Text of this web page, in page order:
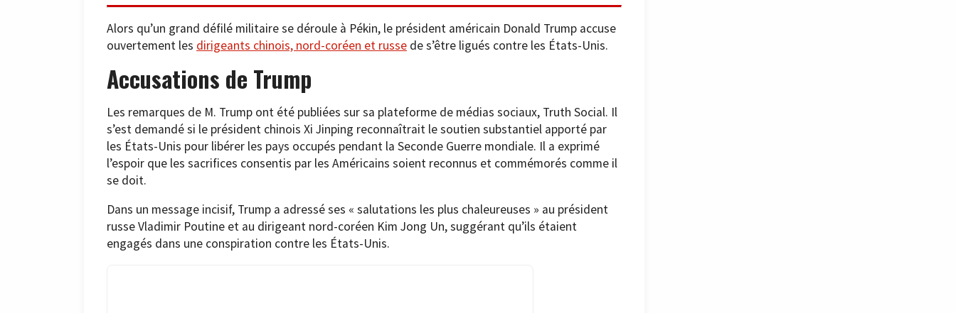
Alors qu’un grand défilé militaire se déroule à Pékin, le président américain Donald Trump accuse
ouvertement les dirigeants chinois, nord-coréen et russe de s’être ligués contre les États-Unis.
Accusations de Trump
Les remarques de M. Trump ont été publiées sur sa plateforme de médias sociaux, Truth Social. Il
s’est demandé si le président chinois Xi Jinping reconnaîtrait le soutien substantiel apporté par
les États-Unis pour libérer les pays occupés pendant la Seconde Guerre mondiale. Il a exprimé
l’espoir que les sacrifices consentis par les Américains soient reconnus et commémorés comme il
se doit.
Dans un message incisif, Trump a adressé ses « salutations les plus chaleureuses » au président
russe Vladimir Poutine et au dirigeant nord-coréen Kim Jong Un, suggérant qu’ils étaient
engagés dans une conspiration contre les États-Unis.